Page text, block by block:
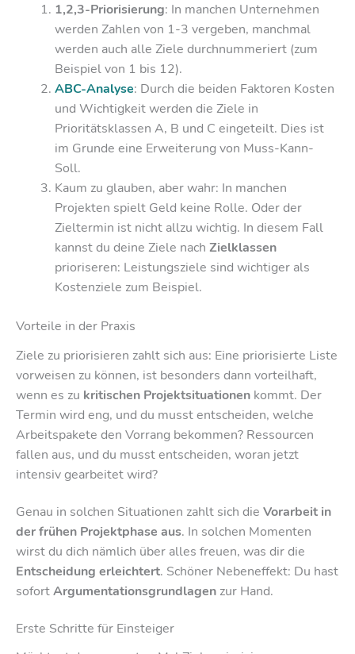
1,2,3-Priorisierung: In manchen Unternehmen
werden Zahlen von 1-3 vergeben, manchmal
werden auch alle Ziele durchnummeriert (zum
Beispiel von 1 bis 12).
ABC-Analyse: Durch die beiden Faktoren Kosten
und Wichtigkeit werden die Ziele in
Prioritätsklassen A, B und C eingeteilt. Dies ist
im Grunde eine Erweiterung von Muss-Kann-
Soll.
Kaum zu glauben, aber wahr: In manchen
Projekten spielt Geld keine Rolle. Oder der
Zieltermin ist nicht allzu wichtig. In diesem Fall
kannst du deine Ziele nachZielklassen
prioriseren: Leistungsziele sind wichtiger als
Kostenziele zum Beispiel.
Vorteile in der Praxis
Ziele zu priorisieren zahlt sich aus: Eine priorisierte Liste
vorweisen zu können, ist besonders dann vorteilhaft,
wenn es zu kritischen Projektsituationen kommt. Der
Termin wird eng, und du musst entscheiden, welche
Arbeitspakete den Vorrang bekommen? Ressourcen
fallen aus, und du musst entscheiden, woran jetzt
intensiv gearbeitet wird?
Genau in solchen Situationen zahlt sich die Vorarbeit in
der frühen Projektphase aus. In solchen Momenten
wirst du dich nämlich über alles freuen, was dir die
Entscheidung erleichtert. Schöner Nebeneffekt: Du hast
sofortArgumentationsgrundlagen zur Hand.
Erste Schritte für Einsteiger